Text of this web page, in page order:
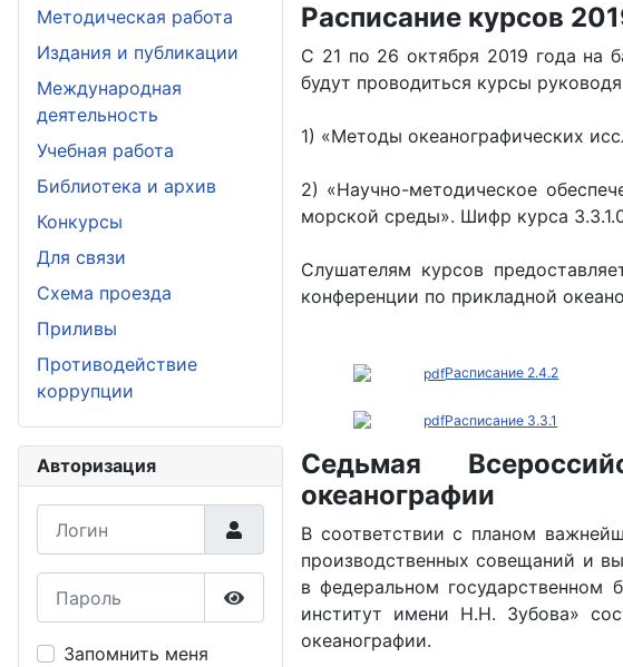
Методическая работа
Издания и публикации
Международная
деятельность
Учебная работа
Библиотека и архив
Конкурсы
Для связи
Схема проезда
Приливы
Противодействие
коррупции
Авторизация
Показать пароль
Запомнить меня
Расписание курсов
С 21 по 26 октября 2019 года на
будут проводиться курсы
1) «Методы океанографических
2) «Научно-методическое
морской среды». Шифр курса
Слушателям курсов
конференции по прикладной
Расписание 2.4.2
Расписание 3.3.1
Седьмая
океанографии
В соответствии с планом
производственных совещаний и
в федеральном государственном
институт имени Н.Н. Зубова»
океанографии.